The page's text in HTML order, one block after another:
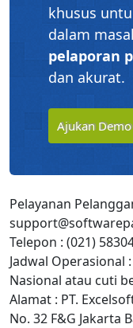
khusus
dalam
pelaporan
dan akurat.
Ajukan Demo
Pelayanan
Telepon : (021)
Jadwal Operasional
Nasional atau cuti
Alamat : PT.
No. 32 F&G Jakarta